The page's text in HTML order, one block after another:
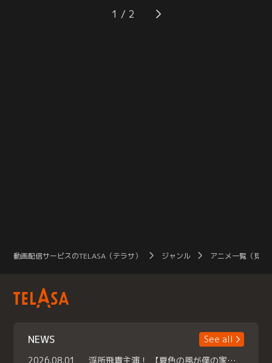
忍たちは逃げることに関してのエキ
スパート。匂いでキバの嗅覚を封
ば、草隠れの忍たちが先にゴールす
る。もうだめか…と悔しがるキバ。
1
動画配信サービスのTELASA（テラサ） ジャンル アニメ一覧（見放
NEWS
See all
2026.08.01
浮所飛貴主演！ 【夏色の風が僕の家にやってきた】 本日よりテラサで独占配信スタート！